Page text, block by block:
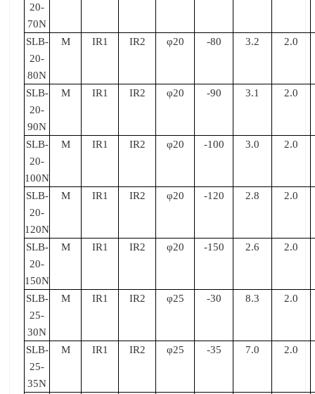
20-
70N
SLB-
20-
80N
M IR1 IR2 φ20 -80 3.2 2.0
SLB-
20-
90N
M IR1 IR2 φ20 -90 3.1 2.0
SLB-
20-
100N
M IR1 IR2 φ20 -100 3.0 2.0
SLB-
20-
120N
M IR1 IR2 φ20 -120 2.8 2.0
SLB-
20-
150N
M IR1 IR2 φ20 -150 2.6 2.0
SLB-
25-
30N
M IR1 IR2 φ25 -30 8.3 2.0
SLB-
25-
35N
M IR1 IR2 φ25 -35 7.0 2.0